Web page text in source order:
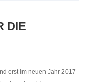
DIE
erst im neuen Jahr 2017